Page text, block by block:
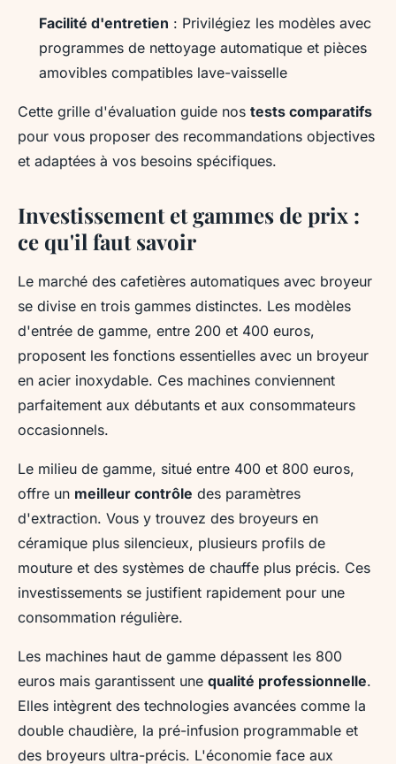
Facilité d'entretien : Privilégiez les modèles avec
programmes de nettoyage automatique et pièces
amovibles compatibles lave-vaisselle
Cette grille d'évaluation guide nos tests comparatifs
pour vous proposer des recommandations objectives
et adaptées à vos besoins spécifiques.
Investissement et gammes de prix :
ce qu'il faut savoir
Le marché des cafetières automatiques avec broyeur
se divise en trois gammes distinctes. Les modèles
d'entrée de gamme, entre 200 et 400 euros,
proposent les fonctions essentielles avec un broyeur
en acier inoxydable. Ces machines conviennent
parfaitement aux débutants et aux consommateurs
occasionnels.
Le milieu de gamme, situé entre 400 et 800 euros,
offre un meilleur contrôle des paramètres
d'extraction. Vous y trouvez des broyeurs en
céramique plus silencieux, plusieurs profils de
mouture et des systèmes de chauffe plus précis. Ces
investissements se justifient rapidement pour une
consommation régulière.
Les machines haut de gamme dépassent les 800
euros mais garantissent une qualité professionnelle.
Elles intègrent des technologies avancées comme la
double chaudière, la pré-infusion programmable et
des broyeurs ultra-précis. L'économie face aux